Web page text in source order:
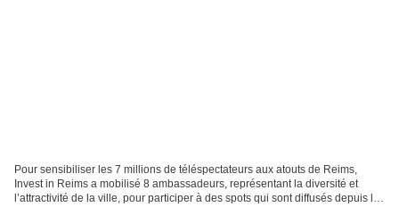
Pour sensibiliser les 7 millions de téléspectateurs aux atouts de Reims,
Invest in Reims a mobilisé 8 ambassadeurs, représentant la diversité et
l’attractivité de la ville, pour participer à des spots qui sont diffusés depuis le